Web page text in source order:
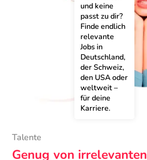
und keine
passt zu dir?
Finde endlich
relevante
Jobs in
Deutschland,
der Schweiz,
den USA oder
weltweit –
für deine
Karriere.
Talente
Genug von irrelevanten